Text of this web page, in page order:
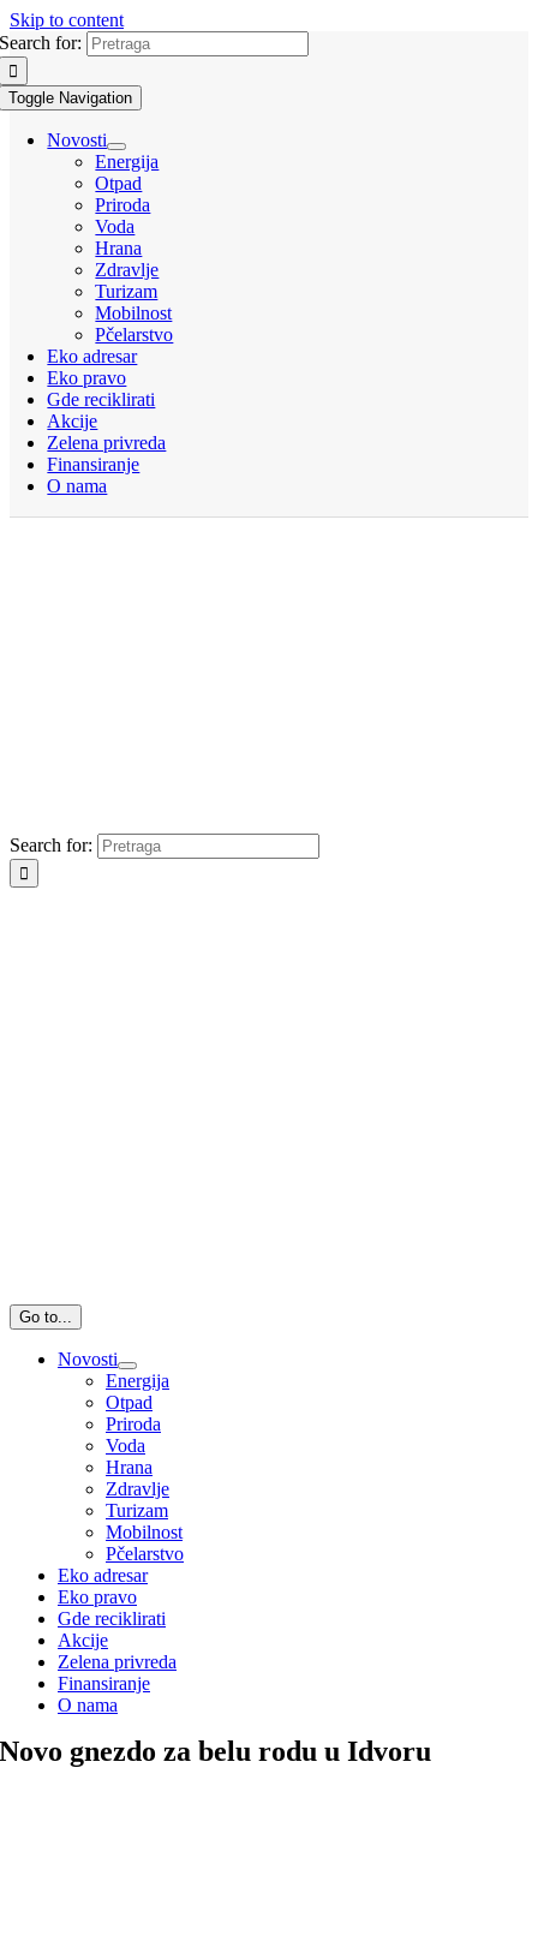
Skip to content
Search for:
Toggle Navigation
Novosti
Energija
Otpad
Priroda
Voda
Hrana
Zdravlje
Turizam
Mobilnost
Pčelarstvo
Eko adresar
Eko pravo
Gde reciklirati
Akcije
Zelena privreda
Finansiranje
O nama
Search for:
Go to...
Novosti
Energija
Otpad
Priroda
Voda
Hrana
Zdravlje
Turizam
Mobilnost
Pčelarstvo
Eko adresar
Eko pravo
Gde reciklirati
Akcije
Zelena privreda
Finansiranje
O nama
Novo gnezdo za belu rodu u Idvoru